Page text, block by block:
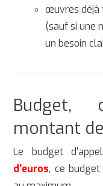
œuvres déjà
(sauf si une
un besoin
Budget,
montant
Le budget
d'euros, ce